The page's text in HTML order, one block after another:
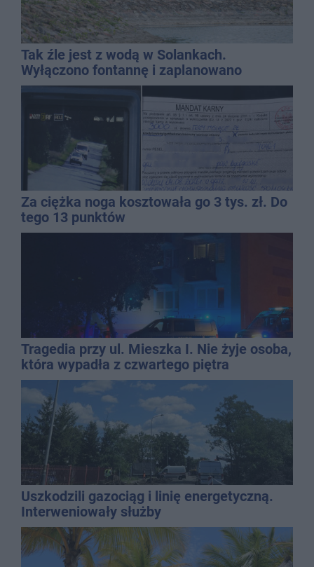
Tak źle jest z wodą w Solankach.
Wyłączono fontannę i zaplanowano
dolewkę
Za ciężka noga kosztowała go 3 tys. zł. Do
tego 13 punktów
Tragedia przy ul. Mieszka I. Nie żyje osoba,
która wypadła z czwartego piętra
Uszkodzili gazociąg i linię energetyczną.
Interweniowały służby